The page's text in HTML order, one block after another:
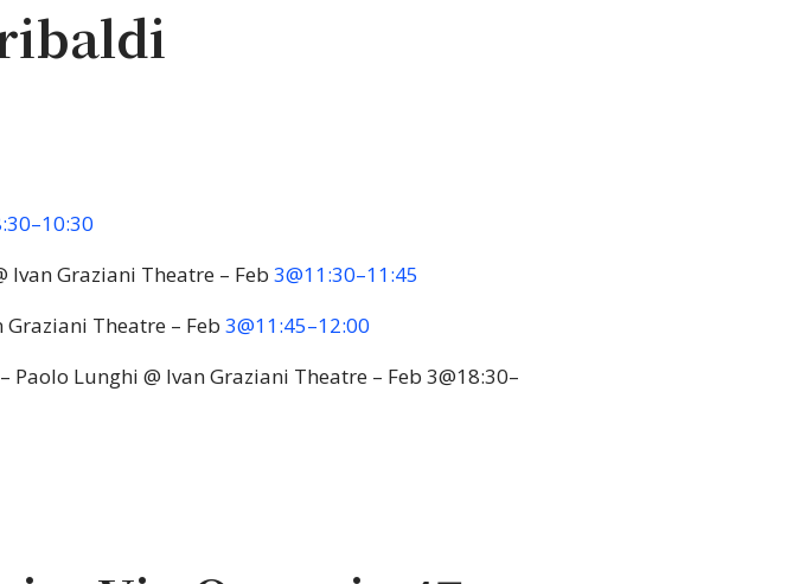
Ivan Graziani Theatre – Feb 3@11:30–11:45
Theatre – Feb 3@11:45–12:00
Lunghi @ Ivan Graziani Theatre – Feb 3@18:30–